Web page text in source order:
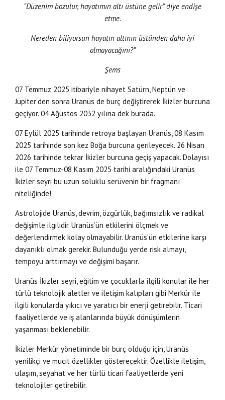
“Düzenim bozulur, hayatımın altı üstüne gelir” diye endişe
etme.
Nereden biliyorsun hayatın altının üstünden daha iyi
olmayacağını?”
Şems
07 Temmuz 2025 itibariyle nihayet Satürn, Neptün ve
Jüpiter’den sonra Uranüs de burç değiştirerek İkizler burcuna
geçiyor. 04 Ağustos 2032 yılına dek burada.
07 Eylül 2025 tarihinde retroya başlayan Uranüs, 08 Kasım
2025 tarihinde son kez Boğa burcuna gerileyecek. 26 Nisan
2026 tarihinde tekrar İkizler burcuna geçiş yapacak. Dolayısı
ile 07 Temmuz-08 Kasım 2025 tarihi aralığındaki Uranüs
İkizler seyri bu uzun soluklu serüvenin bir fragmanı
niteliğinde!
Astrolojide Uranüs, devrim, özgürlük, bağımsızlık ve radikal
değişimle ilgilidir. Uranüs’ün etkilerini ölçmek ve
değerlendirmek kolay olmayabilir. Uranüs’ün etkilerine karşı
dayanıklı olmak gerekir. Bulunduğu yerde risk almayı,
tempoyu arttırmayı ve değişimi başarır.
Uranüs İkizler seyri, eğitim ve çocuklarla ilgili konular ile her
türlü teknolojik aletler ve iletişim kalıpları gibi Merkür ile
ilgili konularda yıkıcı ve yaratıcı bir enerji getirebilir. Ticari
faaliyetlerde ve iş alanlarında büyük dönüşümlerin
yaşanması beklenebilir.
İkizler Merkür yönetiminde bir burç olduğu için, Uranüs
yenilikçi ve mucit özellikler gösterecektir. Özellikle iletişim,
ulaşım, seyahat ve her türlü ticari faaliyetlerde yeni
teknolojiler getirebilir.